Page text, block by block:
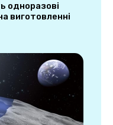
одноразові
виготовленні